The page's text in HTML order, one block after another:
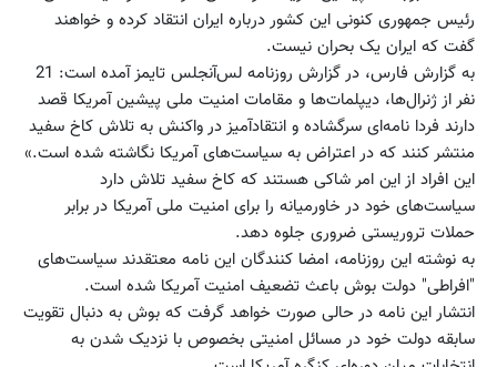
رئیس جمهوری کنونی این کشور درباره ایران انتقاد کرده و خواهند
گفت که ایران یک بحران نیست.
به گزارش فارس، در گزارش روزنامه لس‌آنجلس تایمز آمده است: 21
نفر از ژنرال‌ها، دیپلمات‌ها و مقامات امنیت ملی پیشین آمریکا قصد
دارند فردا نامه‌ای سرگشاده و انتقادآمیز در واکنش به تلاش کاخ سفید
منتشر کنند که در اعتراض به سیاست‌های آمریکا نگاشته شده است.»
این افراد از این امر شاکی هستند که کاخ سفید تلاش دارد
سیاست‌های خود در خاورمیانه را برای امنیت ملی آمریکا در برابر
حملات تروریستی ضروری جلوه دهد.
به نوشته این روزنامه، امضا کنندگان این نامه معتقدند سیاست‌های
"افراطی" دولت بوش باعث تضعیف امنیت آمریکا شده است.
انتشار این نامه در حالی صورت خواهد گرفت که بوش به دنبال تقویت
سابقه دولت خود در مسائل امنیتی بخصوص با نزدیک شدن به